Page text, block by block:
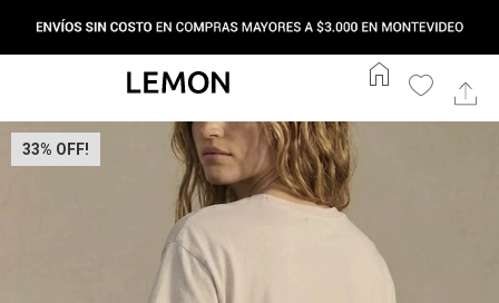
home
33